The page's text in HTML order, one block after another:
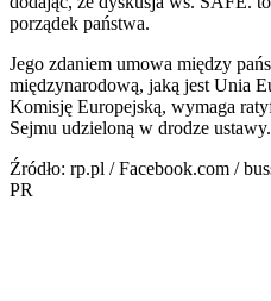
porządek państwa.
Jego zdaniem umowa między
międzynarodową, jaką jest Unia
Komisję Europejską, wymaga
Sejmu udzieloną w drodze ustawy.
Źródło: rp.pl / Facebook.com /
PR